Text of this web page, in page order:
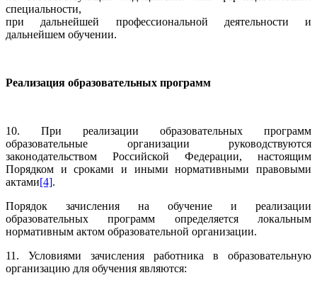
специальности,
при дальнейшей профессиональной деятельности и
дальнейшем обучении.
Реализация образовательных программ
10. При реализации образовательных программ
образовательные организации руководствуются
законодательством Российской Федерации, настоящим
Порядком и сроками и иными нормативными правовыми
актами[4].
Порядок зачисления на обучение и реализации
образовательных программ определяется локальным
нормативным актом образовательной организации.
11. Условиями зачисления работника в образовательную
организацию для обучения являются: